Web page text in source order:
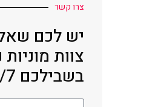
צרו קשר
יש לכם
צוות
בשבילכם 24/7